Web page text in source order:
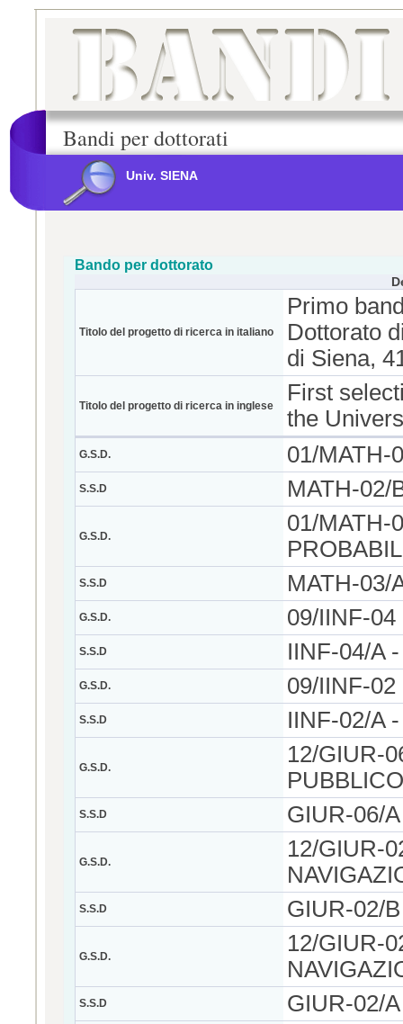
Bandi per dottorati
Univ. SIENA
Bando per dottorato
Titolo del progetto di ricerca in italiano
Primo
Dottorato
di Siena,
Titolo del progetto di ricerca in inglese
First
the
G.S.D. 01/MATH-
S.S.D MATH-02/
G.S.D.
01/MATH-
S.S.D MATH-03/
G.S.D. 09/IINF-04
S.S.D IINF-04/A
G.S.D. 09/IINF-
S.S.D IINF-02/A
G.S.D.
12/GIUR-
PUBBLICO
S.S.D GIUR-06/
G.S.D.
12/GIUR-
S.S.D GIUR-02/
G.S.D.
12/GIUR-
S.S.D GIUR-02/